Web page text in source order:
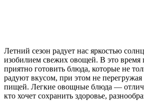
Летний сезон радует нас яркостью
изобилием свежих овощей. В это время
приятно готовить блюда, которые не
радуют вкусом, при этом не
пищей. Легкие овощные блюда —
кто хочет сохранить здоровье,